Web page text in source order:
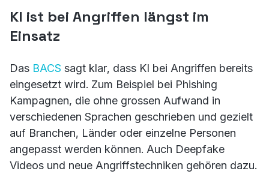
KI ist bei Angriffen längst im
Einsatz
Das BACS sagt klar, dass KI bei Angriffen bereits
eingesetzt wird. Zum Beispiel bei Phishing
Kampagnen, die ohne grossen Aufwand in
verschiedenen Sprachen geschrieben und gezielt
auf Branchen, Länder oder einzelne Personen
angepasst werden können. Auch Deepfake
Videos und neue Angriffstechniken gehören dazu.